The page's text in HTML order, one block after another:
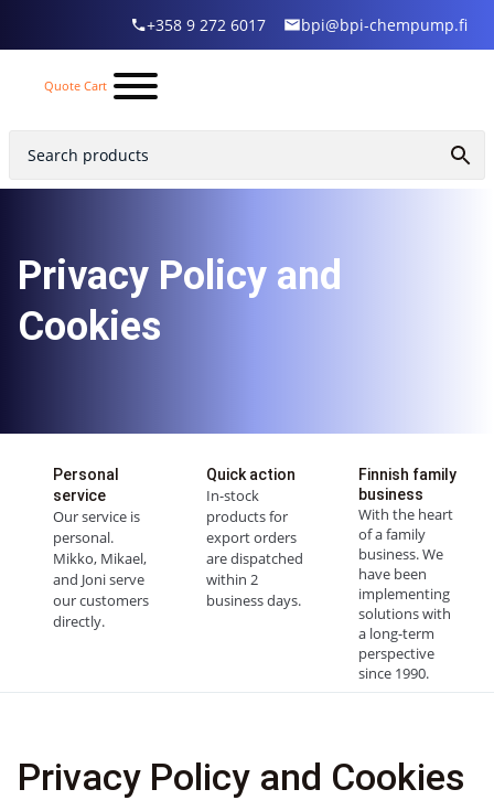
+358 9 272 6017 bpi@bpi-chempump.fi
Quote Cart
Privacy Policy and
Cookies
Personal
service
Our service is
personal.
Mikko, Mikael,
and Joni serve
our customers
directly.
Quick action
In-stock
products for
export orders
are dispatched
within 2
business days.
Finnish family
business
With the heart
of a family
business. We
have been
implementing
solutions with
a long-term
perspective
since 1990.
Privacy Policy and Cookies